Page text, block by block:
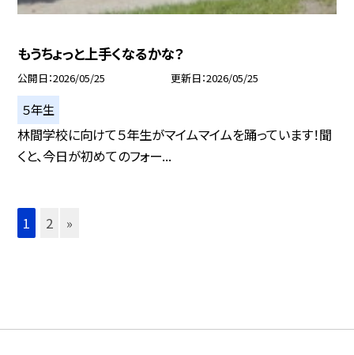
もうちょっと上手くなるかな？
公開日 2026/05/25 更新日 2026/05/25
５年生
林間学校に向けて５年生がマイムマイムを踊っています！聞
くと、今日が初めてのフォー...
1 2 »